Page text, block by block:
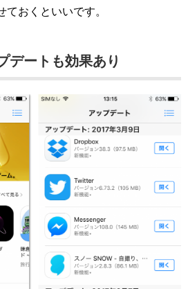
おくといいです。
デートも効果あり